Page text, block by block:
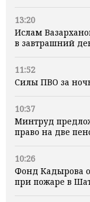
13:20
Ислам
в завтрашний
11:52
Силы ПВО за
10:37
Минтруд
право на две
10:26
Фонд Кадырова
при пожаре в